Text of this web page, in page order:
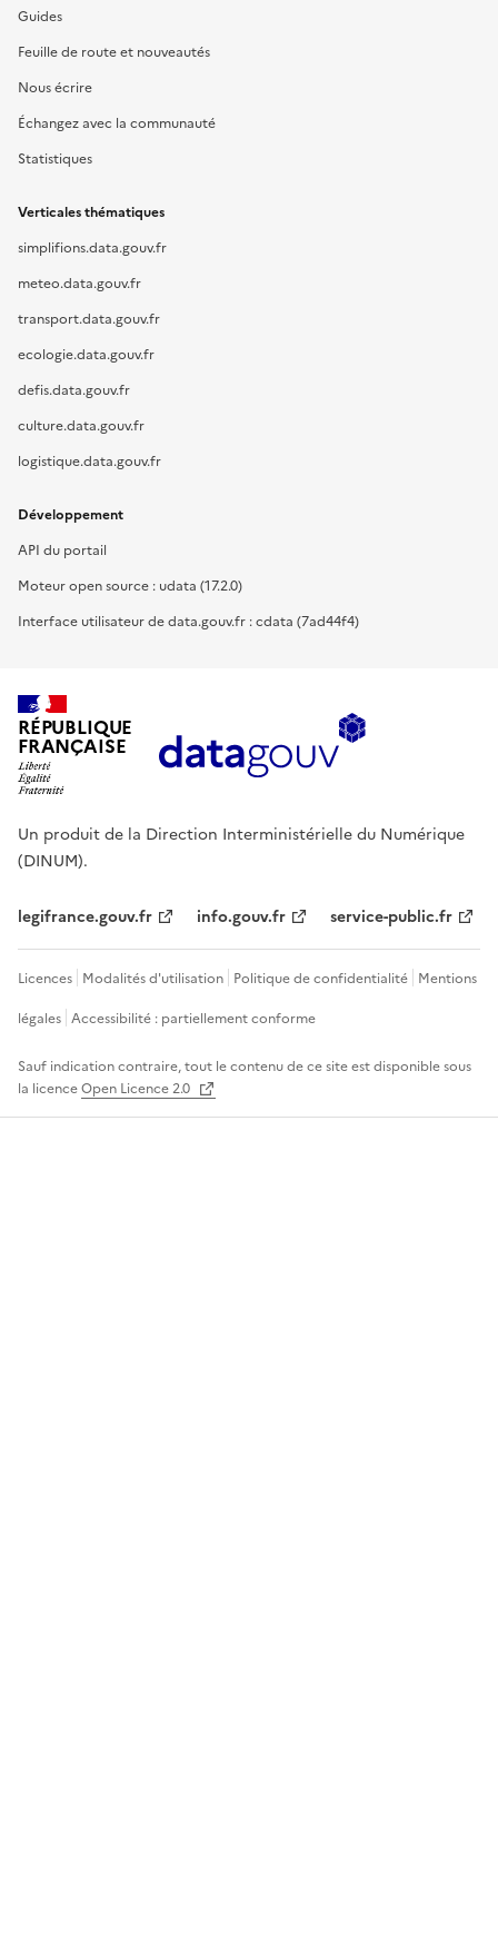
Guides
Feuille de route et nouveautés
Nous écrire
Échangez avec la communauté
Statistiques
Verticales thématiques
simplifions.data.gouv.fr
meteo.data.gouv.fr
transport.data.gouv.fr
ecologie.data.gouv.fr
defis.data.gouv.fr
culture.data.gouv.fr
logistique.data.gouv.fr
Développement
API du portail
Moteur open source : udata (17.2.0)
Interface utilisateur de data.gouv.fr : cdata (7ad44f4)
RÉPUBLIQUE
FRANÇAISE
Un produit de la Direction Interministérielle du Numérique
(DINUM).
legifrance.gouv.fr info.gouv.fr service-public.fr
Licences Modalités d'utilisation Politique de confidentialité Mentions
légales Accessibilité : partiellement conforme
Sauf indication contraire, tout le contenu de ce site est disponible sous
la licenceOpen Licence 2.0